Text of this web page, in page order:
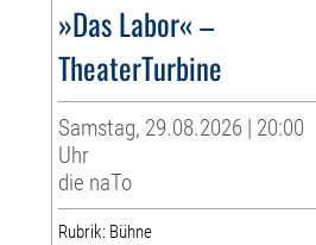
»Das Labor« –
TheaterTurbine
Samstag, 29.08.2026 | 20:00
Uhr
die naTo
Rubrik: Bühne